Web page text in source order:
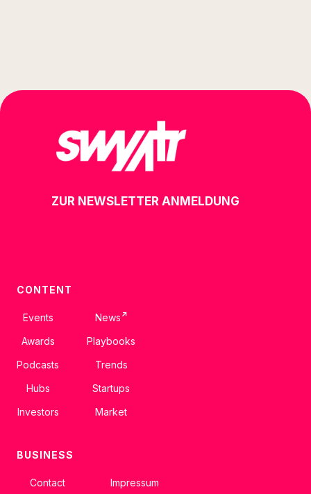
ZUR NEWSLETTER ANMELDUNG
CONTENT
Events
Awards
Podcasts
Hubs
Investors
News ↗
Playbooks
Trends
Startups
Market
BUSINESS
Contact Impressum